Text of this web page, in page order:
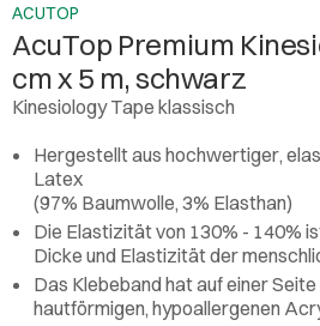
ACUTOP
AcuTop Premium
cm x 5 m, schwarz
Kinesiology Tape klassisch
Hergestellt aus hochwertiger,
Latex
(97% Baumwolle, 3% Elasthan)
Die Elastizität von 130% - 140%
Dicke und Elastizität der
Das Klebeband hat auf einer
hautförmigen, hypoallergenen